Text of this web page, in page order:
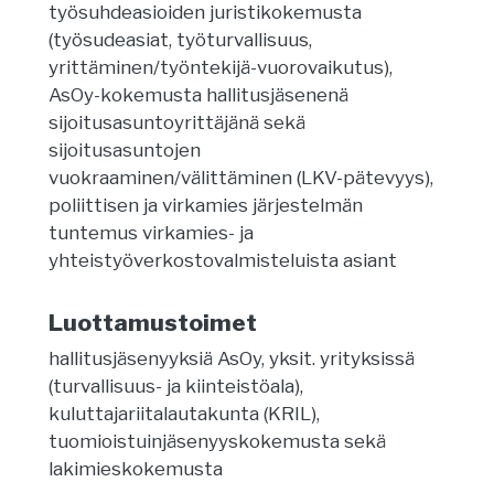
työsuhdeasioiden juristikokemusta
(työsudeasiat, työturvallisuus,
yrittäminen/työntekijä-vuorovaikutus),
AsOy-kokemusta hallitusjäsenenä
sijoitusasuntoyrittäjänä sekä
sijoitusasuntojen
vuokraaminen/välittäminen (LKV-pätevyys),
poliittisen ja virkamies järjestelmän
tuntemus virkamies- ja
yhteistyöverkostovalmisteluista asiant
Luottamustoimet
hallitusjäsenyyksiä AsOy, yksit. yrityksissä
(turvallisuus- ja kiinteistöala),
kuluttajariitalautakunta (KRIL),
tuomioistuinjäsenyyskokemusta sekä
lakimieskokemusta